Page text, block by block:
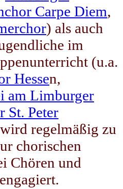
Carpe Diem,
) als auch
im
(u.a.
Hessen,
am Limburger
St. Peter
regelmäßig zu
chorischen
Chören und